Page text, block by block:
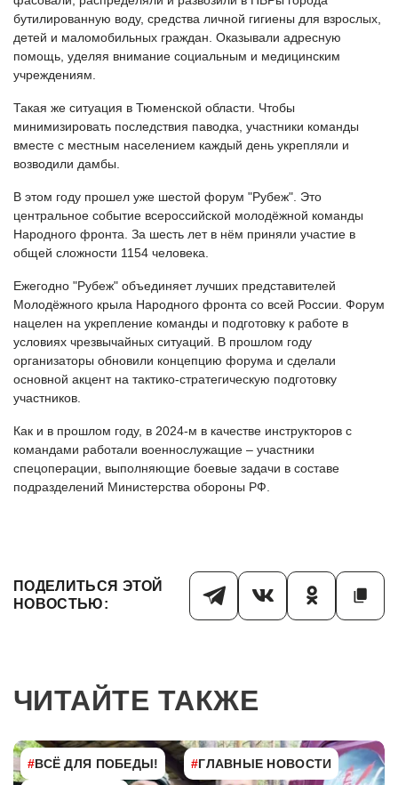
бутилированную воду, средства личной гигиены для взрослых,
детей и маломобильных граждан. Оказывали адресную
помощь, уделяя внимание социальным и медицинским
учреждениям.
Такая же ситуация в Тюменской области. Чтобы
минимизировать последствия паводка, участники команды
вместе с местным населением каждый день укрепляли и
возводили дамбы.
В этом году прошел уже шестой форум "Рубеж". Это
центральное событие всероссийской молодёжной команды
Народного фронта. За шесть лет в нём приняли участие в
общей сложности 1154 человека.
Ежегодно "Рубеж" объединяет лучших представителей
Молодёжного крыла Народного фронта со всей России. Форум
нацелен на укрепление команды и подготовку к работе в
условиях чрезвычайных ситуаций. В прошлом году
организаторы обновили концепцию форума и сделали
основной акцент на тактико-стратегическую подготовку
участников.
Как и в прошлом году, в 2024-м в качестве инструкторов с
командами работали военнослужащие – участники
спецоперации, выполняющие боевые задачи в составе
подразделений Министерства обороны РФ.
ПОДЕЛИТЬСЯ ЭТОЙ
НОВОСТЬЮ:
ЧИТАЙТЕ ТАКЖЕ
#ВСЁ ДЛЯ ПОБЕДЫ! #ГЛАВНЫЕ НОВОСТИ